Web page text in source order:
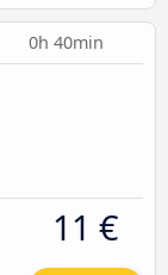
0h 40min
11 €